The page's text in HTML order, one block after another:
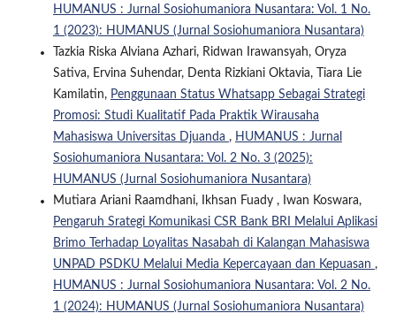
HUMANUS : Jurnal Sosiohumaniora Nusantara: Vol. 1 No.
1 (2023): HUMANUS (Jurnal Sosiohumaniora Nusantara)
Tazkia Riska Alviana Azhari, Ridwan Irawansyah, Oryza
Sativa, Ervina Suhendar, Denta Rizkiani Oktavia, Tiara Lie
Kamilatin, Penggunaan Status Whatsapp Sebagai Strategi
Promosi: Studi Kualitatif Pada Praktik Wirausaha
Mahasiswa Universitas Djuanda , HUMANUS : Jurnal
Sosiohumaniora Nusantara: Vol. 2 No. 3 (2025):
HUMANUS (Jurnal Sosiohumaniora Nusantara)
Mutiara Ariani Raamdhani, Ikhsan Fuady , Iwan Koswara,
Pengaruh Srategi Komunikasi CSR Bank BRI Melalui Aplikasi
Brimo Terhadap Loyalitas Nasabah di Kalangan Mahasiswa
UNPAD PSDKU Melalui Media Kepercayaan dan Kepuasan ,
HUMANUS : Jurnal Sosiohumaniora Nusantara: Vol. 2 No.
1 (2024): HUMANUS (Jurnal Sosiohumaniora Nusantara)